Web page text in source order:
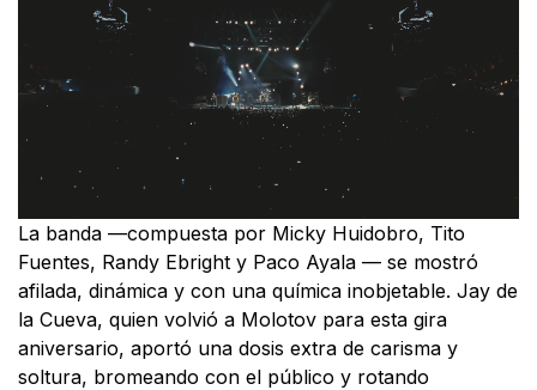
La banda —compuesta por Micky Huidobro, Tito
Fuentes, Randy Ebright y Paco Ayala — se mostró
afilada, dinámica y con una química inobjetable. Jay de
la Cueva, quien volvió a Molotov para esta gira
aniversario, aportó una dosis extra de carisma y
soltura, bromeando con el público y rotando